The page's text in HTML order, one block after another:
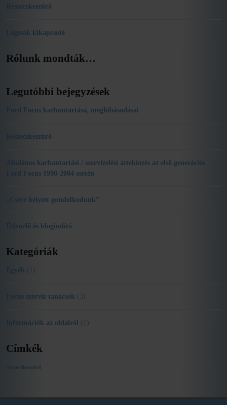
Részecskeszűrő
Légzsák kikapcsoló
Rólunk mondták…
Legutóbbi bejegyzések
Ford Focus karbantartása, meghibásodásai
Részecskeszűrő
Általános karbantartási / szervizelési áttekintés az első generációs
Ford Focus 1998-2004 esetén
„Csere helyett gondolkodunk”
Üdvözlő és blogindító
Kategóriák
Egyéb
Focus szerviz tanácsok (3)
Információk az oldalról (1)
Címkék
részecskeszűrő